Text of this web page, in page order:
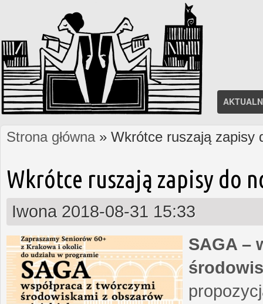
Jesteś tutaj
Strona główna» Wkrótce ruszają zapisy
Wkrótce ruszają zapisy do
Iwona 2018-08-31 15:33
SAGA –